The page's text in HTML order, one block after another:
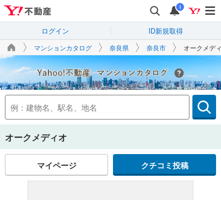
i
ログイン ID新規取得
マンションカタログ 奈良県 奈良市 オークメデ
Yahoo!不動産
オークメディオ
マイページ クチコミ投稿